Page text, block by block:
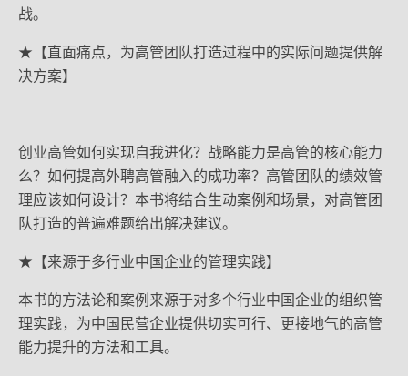
战。
★【直面痛点，为高管团队打造过程中的实际问题提供解
决方案】
创业高管如何实现自我进化？战略能力是高管的核心能力
么？如何提高外聘高管融入的成功率？高管团队的绩效管
理应该如何设计？本书将结合生动案例和场景，对高管团
队打造的普遍难题给出解决建议。
★【来源于多行业中国企业的管理实践】
本书的方法论和案例来源于对多个行业中国企业的组织管
理实践，为中国民营企业提供切实可行、更接地气的高管
能力提升的方法和工具。